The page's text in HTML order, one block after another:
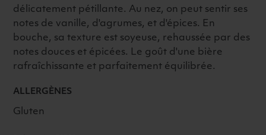
délicatement pétillante. Au nez, on peut sentir ses
notes de vanille, d'agrumes, et d'épices. En
bouche, sa texture est soyeuse, rehaussée par des
notes douces et épicées. Le goût d'une bière
rafraîchissante et parfaitement équilibrée.
ALLERGÈNES
Gluten